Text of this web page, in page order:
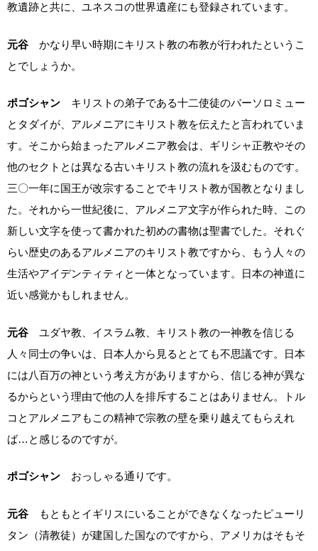
教遺跡と共に、ユネスコの世界遺産にも登録されています。
元谷 かなり早い時期にキリスト教の布教が行われたというこ
とでしょうか。
ポゴシャン キリストの弟子である十二使徒のバーソロミュー
とタダイが、アルメニアにキリスト教を伝えたと言われていま
す。そこから始まったアルメニア教会は、ギリシャ正教やその
他のセクトとは異なる古いキリスト教の流れを汲むものです。
三〇一年に国王が改宗することでキリスト教が国教となりまし
た。それから一世紀後に、アルメニア文字が作られた時、この
新しい文字を使って書かれた初めの書物は聖書でした。それぐ
らい歴史のあるアルメニアのキリスト教ですから、もう人々の
生活やアイデンティティと一体となっています。日本の神道に
近い感覚かもしれません。
元谷 ユダヤ教、イスラム教、キリスト教の一神教を信じる
人々同士の争いは、日本人から見るととても不思議です。日本
には八百万の神という考え方がありますから、信じる神が異な
るからという理由で他の人を排斥することはありません。トル
コとアルメニアもこの精神で宗教の壁を乗り越えてもらえれ
ば…と感じるのですが。
ポゴシャン おっしゃる通りです。
元谷 もともとイギリスにいることができなくなったピューリ
タン（清教徒）が建国した国なのですから、アメリカはそもそ